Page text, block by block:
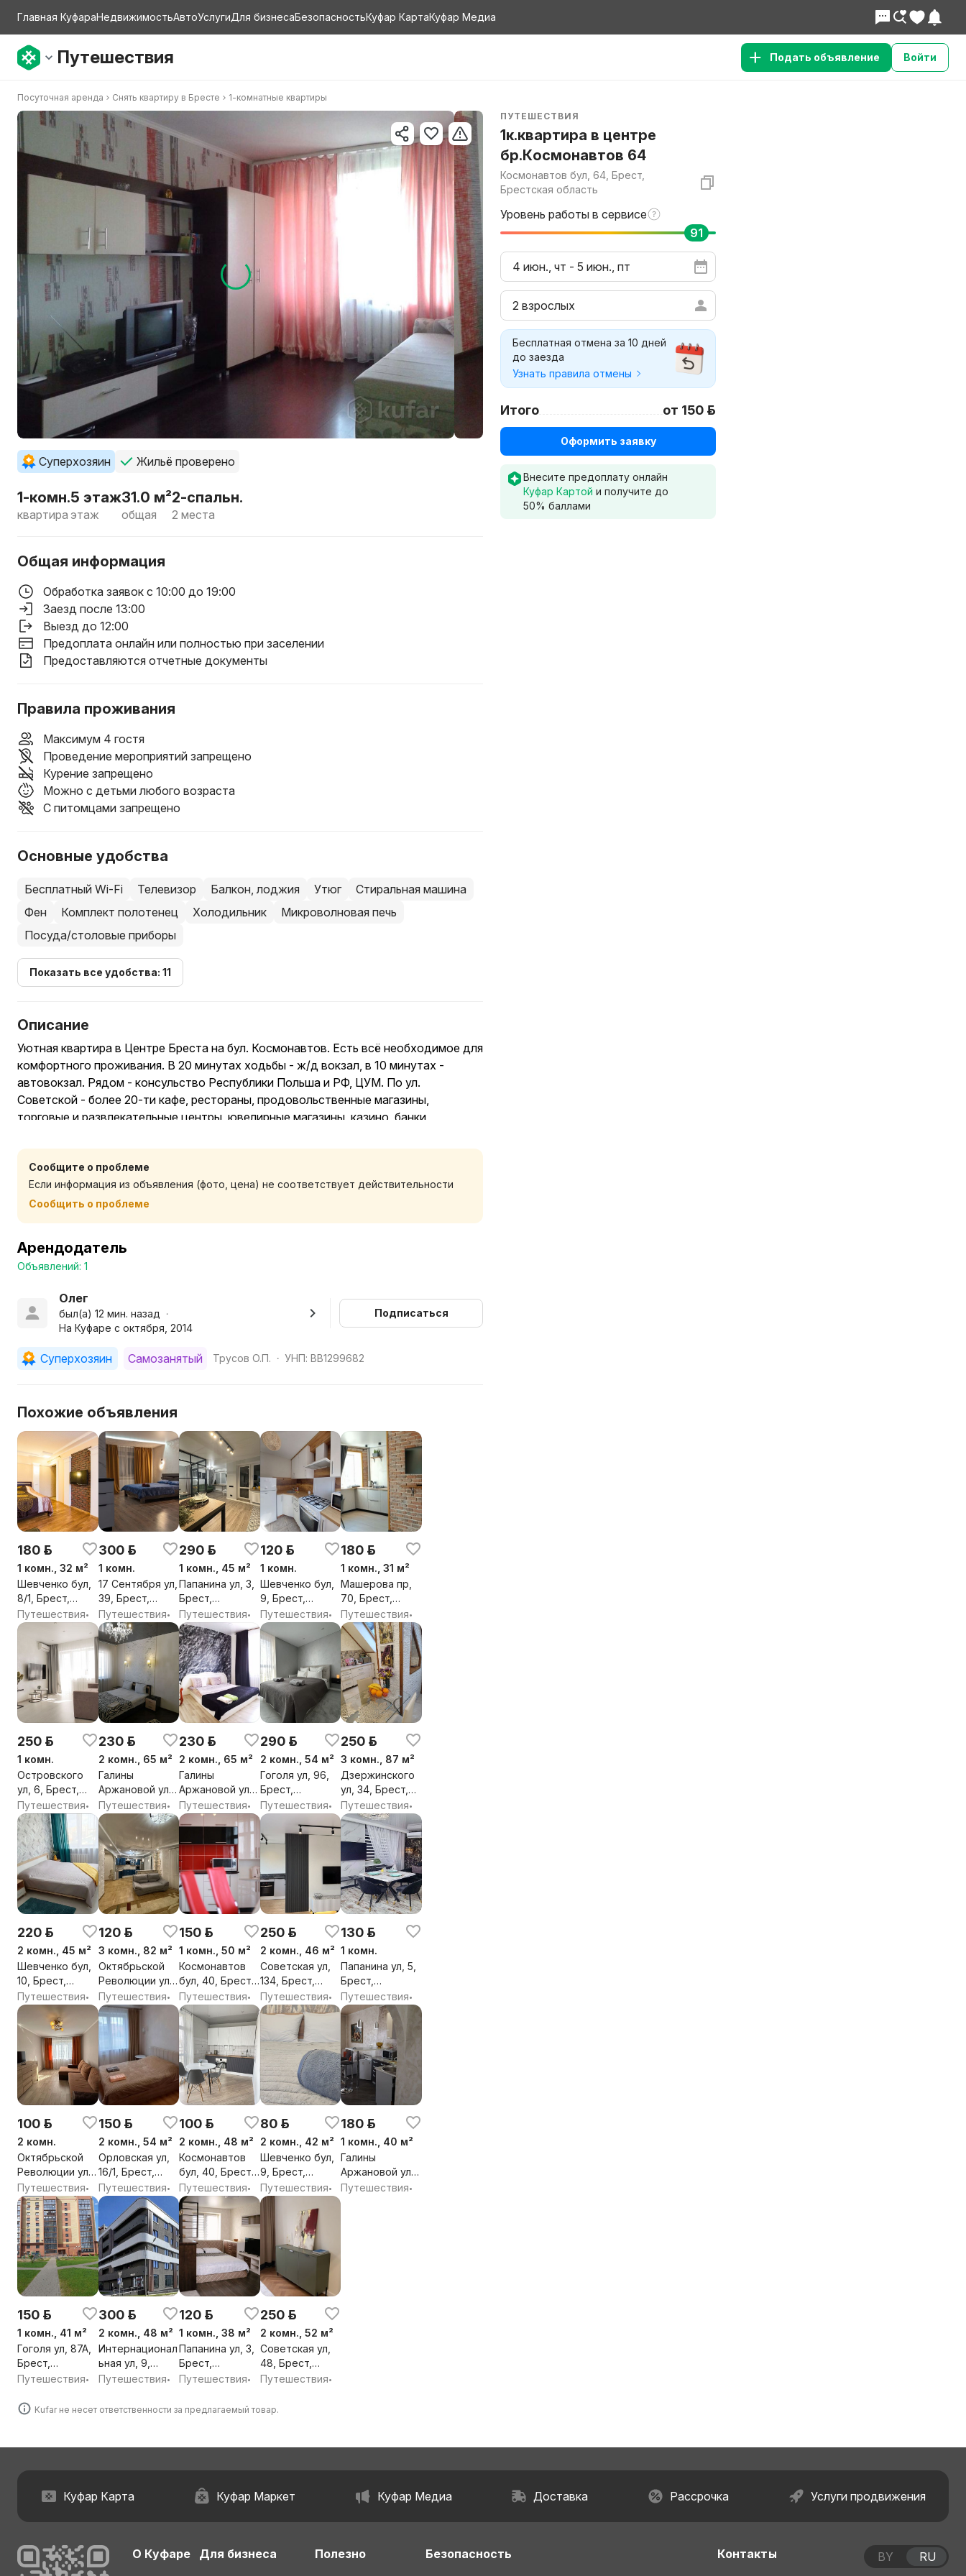
Главная КуфараНедвижимостьАвтоУслугиДля бизнесаБезопасностьКуфар КартаКуфар Медиа
Путешествия Подать объявление Войти
Посуточная аренда Снять квартиру в Бресте 1-комнатные квартиры
Суперхозяин Жильё проверено
1-комн.
квартира
5 этаж
этаж
31.0 м²
общая
2-спальн.
2 места
Общая информация
Обработка заявок с 10:00 до 19:00
Заезд после 13:00
Выезд до 12:00
Предоплата онлайн или полностью при заселении
Предоставляются отчетные документы
Правила проживания
Максимум 4 гостя
Проведение мероприятий запрещено
Курение запрещено
Можно с детьми любого возраста
С питомцами запрещено
Основные удобства
Бесплатный Wi-Fi Телевизор Балкон, лоджия Утюг
Стиральная машина
Фен
Комплект полотенец Холодильник
Микроволновая печь
Посуда/столовые приборы
Показать все удобства: 11
Описание
Уютная квартира в Центре Бреста на бул. Космонавтов. Есть всё необходимое для
комфортного проживания. В 20 минутах ходьбы - ж/д вокзал, в 10 минутах -
автовокзал. Рядом - консульство Республики Польша и РФ, ЦУМ. По ул.
Советской - более 20-ти кафе, рестораны, продовольственные магазины,
торговые и развлекательные центры, ювелирные магазины, казино, банки,
аттракционами, зимний сад.В выходные и праздничные дни цена может меняться
и зависит от количества проживающих.
Сообщите о проблеме
Если информация из объявления (фото, цена) не соответствует действительности
Сообщить о проблеме
Арендодатель
Объявлений: 1
Олег
был(а) 12 мин. назад •
На Куфаре с октября, 2014
Подписаться
Суперхозяин Самозанятый Трусов О.П. • УНП: BB1299682
Похожие объявления
180 р.
1 комн., 32 м²
Шевченко бул,
8/1, Брест,
Брестская обл.
Путешествия•
300 р.
1 комн.
17 Сентября ул,
39, Брест,
Брестская обл.
Путешествия•
290 р.
1 комн., 45 м²
Папанина ул, 3,
Брест,
Брестская обл.
Путешествия•
120 р.
1 комн.
Шевченко бул,
9, Брест,
Брестская обл.
Путешествия•
180 р.
1 комн., 31 м²
Машерова пр,
70, Брест,
Брестская обл.
Путешествия•
250 р.
1 комн.
Островского
ул, 6, Брест,
Брестская обл.
Путешествия•
230 р.
2 комн., 65 м²
Галины
Аржановой ул,
18, мкр.
Берёзовка,
Ленинский
район, Брест,
Брестская обл.
Путешествия•
230 р.
2 комн., 65 м²
Галины
Аржановой ул,
18, мкр.
Берёзовка,
Ленинский
район, Брест,
Брестская обл.
Путешествия•
290 р.
2 комн., 54 м²
Гоголя ул, 96,
Брест,
Брестская обл.
Путешествия•
250 р.
3 комн., 87 м²
Дзержинского
ул, 34, Брест,
Брестская обл.
Путешествия•
220 р.
2 комн., 45 м²
Шевченко бул,
10, Брест,
Брестская обл.
Путешествия•
120 р.
3 комн., 82 м²
Октябрьской
Революции ул,
1, Брест,
Брестская обл.
Путешествия•
150 р.
1 комн., 50 м²
Космонавтов
бул, 40, Брест,
Брестская обл.
Путешествия•
250 р.
2 комн., 46 м²
Советская ул,
134, Брест,
Брестская обл.
Путешествия•
130 р.
1 комн.
Папанина ул, 5,
Брест,
Брестская обл.
Путешествия•
100 р.
2 комн.
Октябрьской
Революции ул,
3, Брест,
Брестская обл.
Путешествия•
150 р.
2 комн., 54 м²
Орловская ул,
16/1, Брест,
Брестская обл.
Путешествия•
100 р.
2 комн., 48 м²
Космонавтов
бул, 40, Брест,
Брестская обл.
Путешествия•
80 р.
2 комн., 42 м²
Шевченко бул,
9, Брест,
Брестская обл.
Путешествия•
180 р.
1 комн., 40 м²
Галины
Аржановой ул,
18, мкр.
Путешествия•
150 р.
1 комн., 41 м²
Гоголя ул, 87А,
Брест,
Брестская обл.
Путешествия•
300 р.
2 комн., 48 м²
Интернационал
ьная ул, 9,
Брест,
Путешествия•
120 р.
1 комн., 38 м²
Папанина ул, 3,
Брест,
Брестская обл.
Путешествия•
250 р.
2 комн., 52 м²
Советская ул,
48, Брест,
Брестская обл.
Путешествия•
Kufar не несет ответственности за предлагаемый товар.
ПУТЕШЕСТВИЯ
1к.квартира в центре
бр.Космонавтов 64
Космонавтов бул, 64, Брест,
Брестская область
Уровень работы в сервисе
91
4 июн., чт - 5 июн., пт
2 взрослых
Бесплатная отмена за 10 дней
до заезда
Узнать правила отмены
Итого от 150 р.
Оформить заявку
Внесите предоплату онлайн
Куфар Картой и получите до
50% баллами
Куфар Карта Куфар Маркет Куфар Медиа Доставка Рассрочка Услуги продвижения
О Куфаре Для бизнеса Полезно Безопасность Контакты BY RU